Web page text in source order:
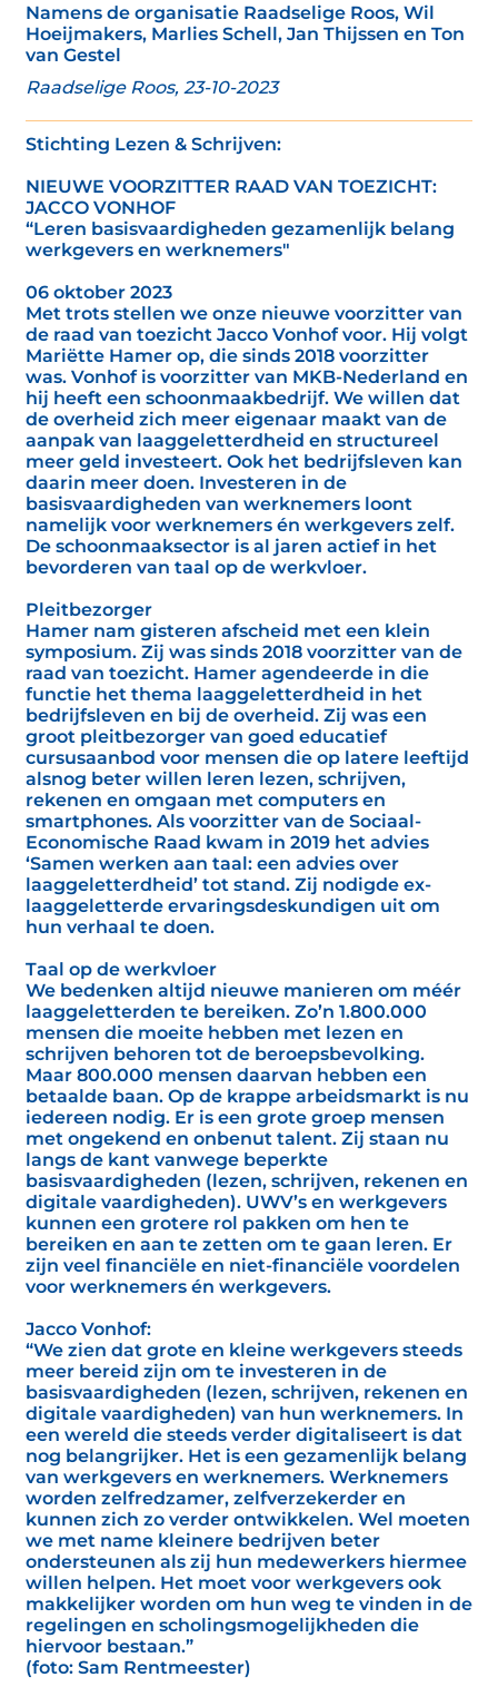
Namens de organisatie Raadselige Roos, Wil
Hoeijmakers, Marlies Schell, Jan Thijssen en Ton
van Gestel
Raadselige Roos, 23-10-2023
Stichting Lezen & Schrijven:
NIEUWE VOORZITTER RAAD VAN TOEZICHT:
JACCO VONHOF
“Leren basisvaardigheden gezamenlijk belang
werkgevers en werknemers"
06 oktober 2023
Met trots stellen we onze nieuwe voorzitter van
de raad van toezicht Jacco Vonhof voor. Hij volgt
Mariëtte Hamer op, die sinds 2018 voorzitter
was. Vonhof is voorzitter van MKB-Nederland en
hij heeft een schoonmaakbedrijf. We willen dat
de overheid zich meer eigenaar maakt van de
aanpak van laaggeletterdheid en structureel
meer geld investeert. Ook het bedrijfsleven kan
daarin meer doen. Investeren in de
basisvaardigheden van werknemers loont
namelijk voor werknemers én werkgevers zelf.
De schoonmaaksector is al jaren actief in het
bevorderen van taal op de werkvloer.
Pleitbezorger
Hamer nam gisteren afscheid met een klein
symposium. Zij was sinds 2018 voorzitter van de
raad van toezicht. Hamer agendeerde in die
functie het thema laaggeletterdheid in het
bedrijfsleven en bij de overheid. Zij was een
groot pleitbezorger van goed educatief
cursusaanbod voor mensen die op latere leeftijd
alsnog beter willen leren lezen, schrijven,
rekenen en omgaan met computers en
smartphones. Als voorzitter van de Sociaal-
Economische Raad kwam in 2019 het advies
‘Samen werken aan taal: een advies over
laaggeletterdheid’ tot stand. Zij nodigde ex-
laaggeletterde ervaringsdeskundigen uit om
hun verhaal te doen.
Taal op de werkvloer
We bedenken altijd nieuwe manieren om méér
laaggeletterden te bereiken. Zo’n 1.800.000
mensen die moeite hebben met lezen en
schrijven behoren tot de beroepsbevolking.
Maar 800.000 mensen daarvan hebben een
betaalde baan. Op de krappe arbeidsmarkt is nu
iedereen nodig. Er is een grote groep mensen
met ongekend en onbenut talent. Zij staan nu
langs de kant vanwege beperkte
basisvaardigheden (lezen, schrijven, rekenen en
digitale vaardigheden). UWV’s en werkgevers
kunnen een grotere rol pakken om hen te
bereiken en aan te zetten om te gaan leren. Er
zijn veel financiële en niet-financiële voordelen
voor werknemers én werkgevers.
Jacco Vonhof:
“We zien dat grote en kleine werkgevers steeds
meer bereid zijn om te investeren in de
basisvaardigheden (lezen, schrijven, rekenen en
digitale vaardigheden) van hun werknemers. In
een wereld die steeds verder digitaliseert is dat
nog belangrijker. Het is een gezamenlijk belang
van werkgevers en werknemers. Werknemers
worden zelfredzamer, zelfverzekerder en
kunnen zich zo verder ontwikkelen. Wel moeten
we met name kleinere bedrijven beter
ondersteunen als zij hun medewerkers hiermee
willen helpen. Het moet voor werkgevers ook
makkelijker worden om hun weg te vinden in de
regelingen en scholingsmogelijkheden die
hiervoor bestaan.”
(foto: Sam Rentmeester)